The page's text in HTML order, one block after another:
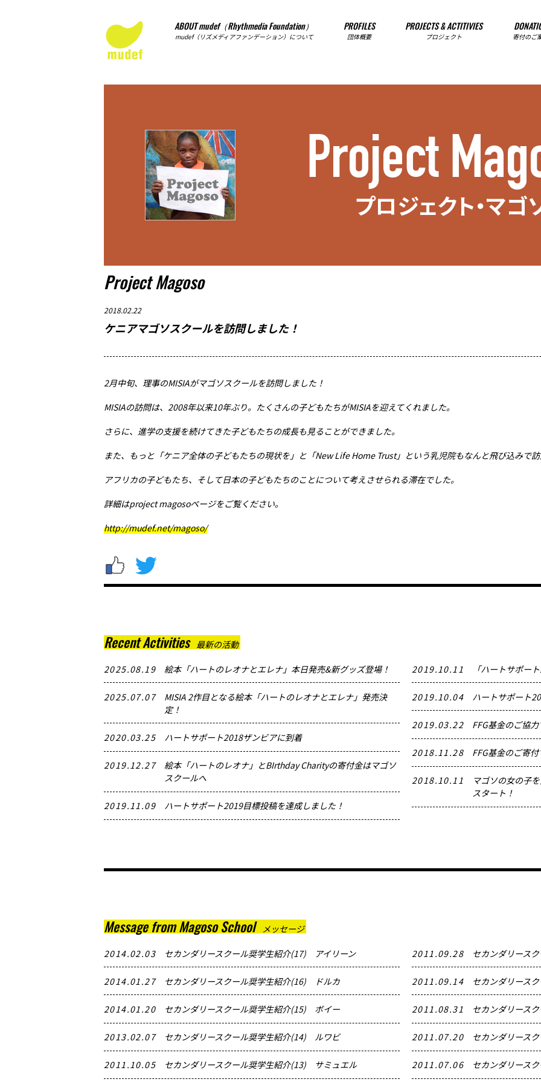
ABOUT mudef（Rhythmedia Foundation）
mudef（リズメディアファンデーション）について
PROFILES
団体概要
PROJECTS & ACTITIVIES
プロジェクト 寄付のご
Project Magoso
2018.02.22
ケニアマゴソスクールを訪問しました！
2月中旬、理事のMISIAがマゴソスクールを訪問しました！
MISIAの訪問は、2008年以来10年ぶり。たくさんの子どもたちがMISIAを迎えてくれました。
さらに、進学の支援を続けてきた子どもたちの成長も見ることができました。
また、もっと「ケニア全体の子どもたちの現状を」と「New Life Home Trust」という乳児院もなんと飛び込みで
アフリカの子どもたち、そして日本の子どもたちのことについて考えさせられる滞在でした。
詳細はproject magosoページをご覧ください。
http://mudef.net/magoso/
Recent Activities 最新の活動
2025.08.19 絵本「ハートのレオナとエレナ」本日発売&新グッズ登場！
2025.07.07
MISIA 2作目となる絵本「ハートのレオナとエレナ」発売決
定！
2020.03.25 ハートサポート2018ザンビアに到着
2019.12.27
絵本「ハートのレオナ」とBIrthday Charityの寄付金はマゴソ
スクールへ
2019.11.09 ハートサポート2019目標投稿を達成しました！
2019.10.11 「ハートサポー
2019.10.04 ハートサポート
2019.03.22 FFG基金のご協
2018.11.28 FFG基金のご寄
2018.10.11
マゴソの女の子
スタート！
Message from Magoso School メッセージ
2014.02.03 セカンダリースクール奨学生紹介(17) アイリーン
2014.01.27 セカンダリースクール奨学生紹介(16) ドルカ
2014.01.20 セカンダリースクール奨学生紹介(15) ボイー
2013.02.07 セカンダリースクール奨学生紹介(14) ルワビ
2011.10.05 セカンダリースクール奨学生紹介(13) サミュエル
2011.09.28 セカンダリース
2011.09.14 セカンダリース
2011.08.31 セカンダリース
2011.07.20 セカンダリース
2011.07.06 セカンダリース